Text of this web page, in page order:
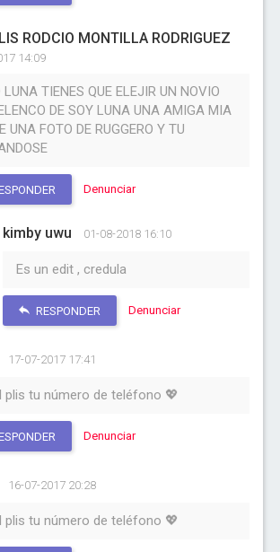
RODCIO MONTILLA RODRIGUEZ
14:09
LUNA TIENES QUE ELEJIR UN NOVIO
DE SOY LUNA UNA AMIGA MIA
UNA FOTO DE RUGGERO Y TU
Denunciar
kimby uwu 01-08-2018 16:10
Es un edit , credula
RESPONDER Denunciar
17-07-2017 17:41
plis tu número de teléfono 💖
Denunciar
16-07-2017 20:28
plis tu número de teléfono 💖